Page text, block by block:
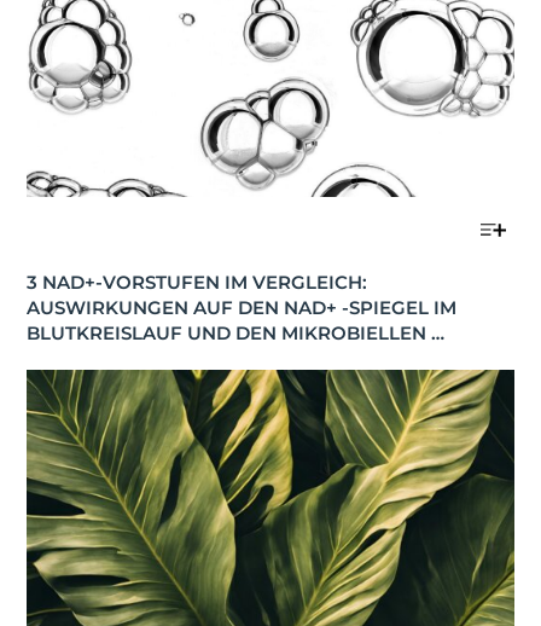
3 NAD+-VORSTUFEN IM VERGLEICH:
AUSWIRKUNGEN AUF DEN NAD+ -SPIEGEL IM
BLUTKREISLAUF UND DEN MIKROBIELLEN